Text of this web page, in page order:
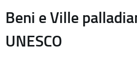
Beni e Ville
UNESCO